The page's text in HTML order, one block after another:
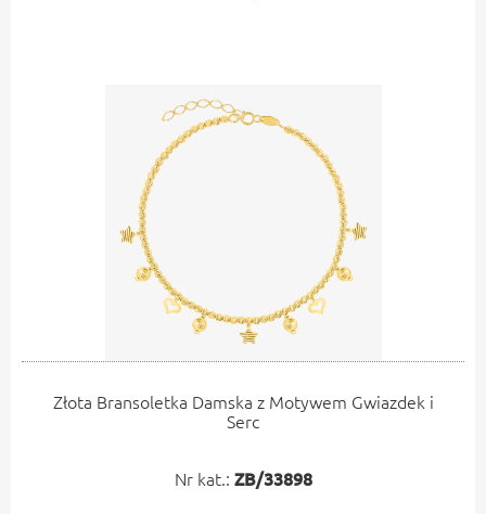
Złota Bransoletka Damska z Motywem Gwiazdek i
Serc
Nr kat.: ZB/33898